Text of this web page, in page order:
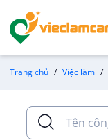
Trang chủ Việc làm